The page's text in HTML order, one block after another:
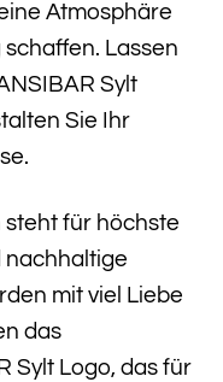
Atmosphäre
Lassen
Sylt
Sie Ihr
steht für höchste
nachhaltige
mit viel Liebe
das
Sylt Logo, das für